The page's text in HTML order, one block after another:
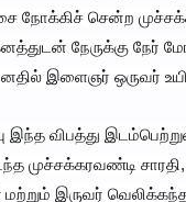
நோக்கிச் சென்ற
நேருக்கு நேர்
இளைஞர் ஒருவர்
இந்த விபத்து
முச்சக்கரவண்டி
இருவர்